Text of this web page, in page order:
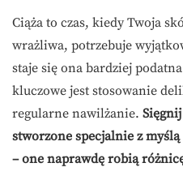
Ciąża to czas, kiedy Twoja
wrażliwa, potrzebuje
staje się ona bardziej
kluczowe jest stosowanie
regularne nawilżanie.
stworzone specjalnie z
– one naprawdę robią